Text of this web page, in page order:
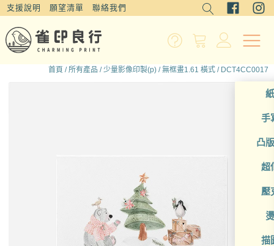
支援說明 願望清單 聯絡我們
手
凸
超
壓
描
首頁 /所有產品 /少量影像印製(p) /無框畫1.61 橫式 / DCT4CC0017